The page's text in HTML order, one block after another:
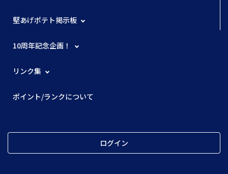
堅あげポテト掲示板
10周年記念企画！
リンク集
ポイント/ランクについて
ログイン